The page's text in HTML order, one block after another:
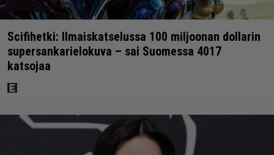
Scifihetki: Ilmaiskatselussa 100 miljoonan dollarin
supersankarielokuva – sai Suomessa 4017
katsojaa